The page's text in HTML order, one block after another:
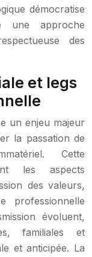
démocratise
une approche
des
et legs
un enjeu majeur
la passation de
Cette
les aspects
des valeurs,
professionnelle
évoluent,
familiales et
et anticipée. La